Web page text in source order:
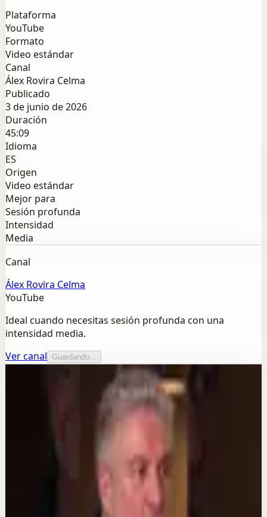
Plataforma
YouTube
Formato
Video estándar
Canal
Álex Rovira Celma
Publicado
3 de junio de 2026
Duración
45:09
Idioma
ES
Origen
Video estándar
Mejor para
Sesión profunda
Intensidad
Media
Canal
Álex Rovira Celma
YouTube
Ideal cuando necesitas sesión profunda con una
intensidad media.
Ver canal
Guardando...
Más de este canal
Lo que viviste de niño sigue controlando tu
vida (aunque no lo sepas)